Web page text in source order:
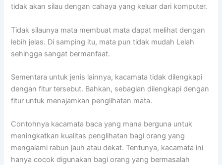
tidak akan silau dengan cahaya yang keluar dari komputer.
Tidak silaunya mata membuat mata dapat melihat dengan
lebih jelas. Di samping itu, mata pun tidak mudah Lelah
sehingga sangat bermanfaat.
Sementara untuk jenis lainnya, kacamata tidak dilengkapi
dengan fitur tersebut. Bahkan, sebagian dilengkapi dengan
fitur untuk menajamkan penglihatan mata.
Contohnya kacamata baca yang mana berguna untuk
meningkatkan kualitas penglihatan bagi orang yang
mengalami rabun jauh atau dekat. Tentunya, kacamata ini
hanya cocok digunakan bagi orang yang bermasalah